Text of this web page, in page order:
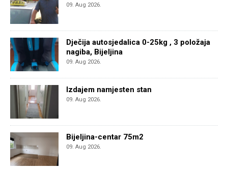
09. Aug 2026.
Dječija autosjedalica 0-25kg , 3 položaja
nagiba, Bijeljina
09. Aug 2026.
Izdajem namjesten stan
09. Aug 2026.
Bijeljina-centar 75m2
09. Aug 2026.